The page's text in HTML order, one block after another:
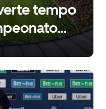
tempo
para